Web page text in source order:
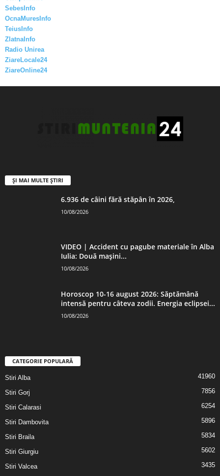
SebesInfo
OcnaMuresInfo
TeiusInfo
ZlatnaInfo
Radio Unirea
ZiareLocale24
ZiareOnline24
ȘI MAI MULTE ȘTIRI
6.936 de câini fără stăpân în 2026,
10/08/2026
VIDEO | Accident cu pagube materiale în Alba
Iulia: Două mașini...
10/08/2026
Horoscop 10-16 august 2026: Săptămână
intensă pentru câteva zodii. Energia eclipsei...
10/08/2026
CATEGORIE POPULARĂ
Stiri Alba 41960
Stiri Gorj 7856
Stiri Calarasi 6254
Stiri Dambovita 5896
Stiri Braila 5834
Stiri Giurgiu 5602
Stiri Valcea 3435